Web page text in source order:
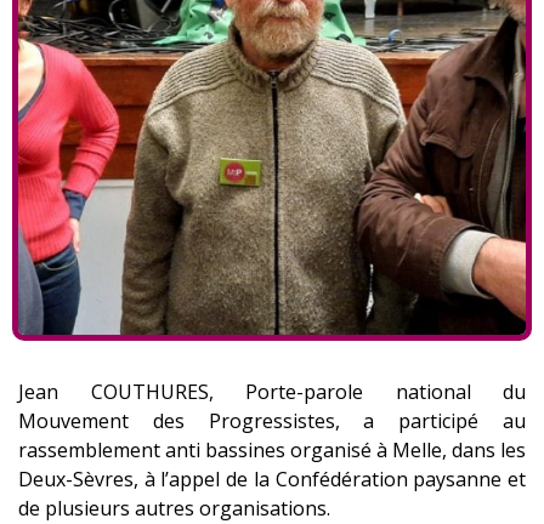
Jean COUTHURES, Porte-parole national du
Mouvement des Progressistes, a participé au
rassemblement anti bassines organisé à Melle, dans les
Deux-Sèvres, à l’appel de la Confédération paysanne et
de plusieurs autres organisations.